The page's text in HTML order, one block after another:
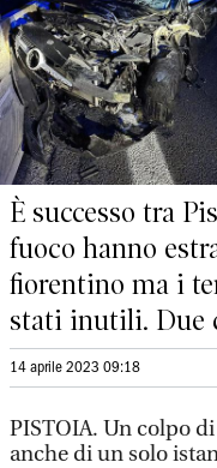
È successo tra
fuoco hanno
fiorentino ma i
stati inutili. Due
14 aprile 2023 09:18
PISTOIA. Un colpo
anche di un solo